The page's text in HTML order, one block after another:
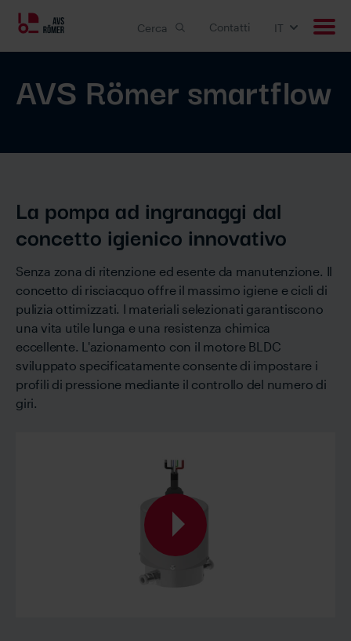
Cerca Contatti IT
Downloads
Azienda
AVS Römer smartflow
La pompa ad ingranaggi dal
concetto igienico innovativo
Senza zona di ritenzione ed esente da manutenzione. Il
concetto di risciacquo offre il massimo igiene e cicli di
pulizia ottimizzati. I materiali selezionati garantiscono
una vita utile lunga e una resistenza chimica
eccellente. L'azionamento con il motore BLDC
sviluppato specificatamente consente di impostare i
profili di pressione mediante il controllo del numero di
giri.